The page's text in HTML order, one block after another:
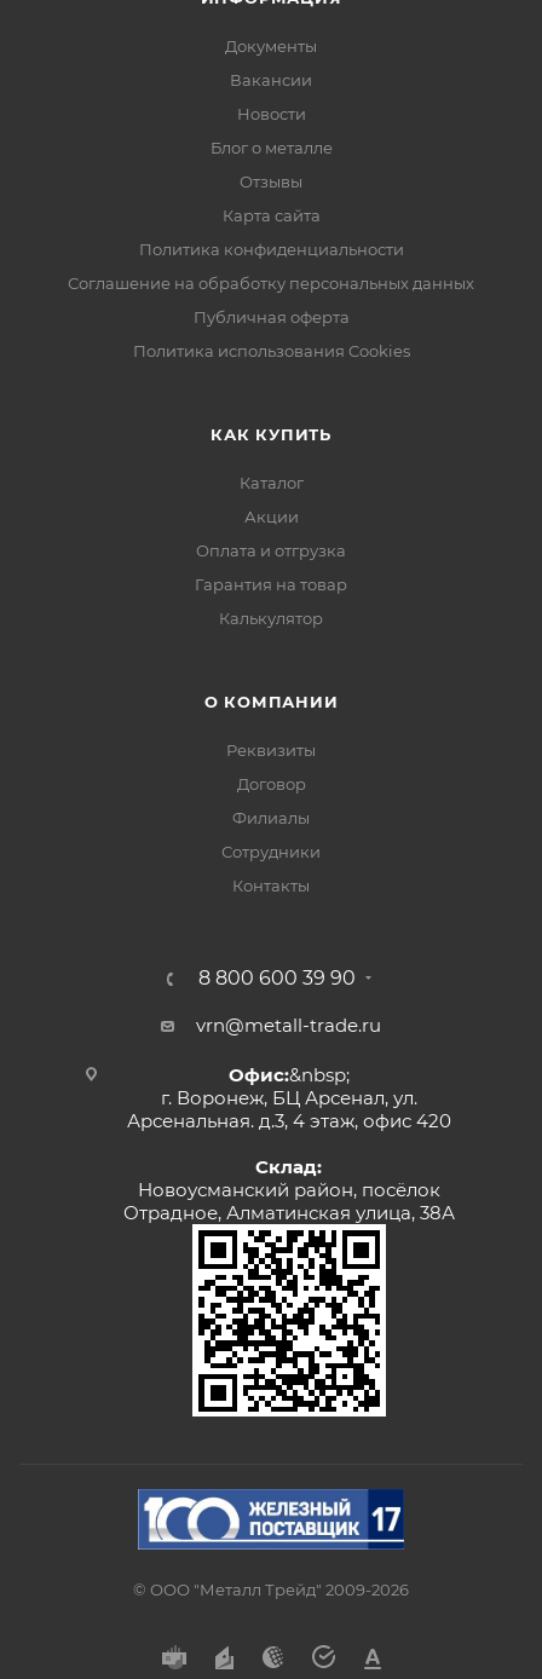
Документы
Вакансии
Новости
Блог о металле
Отзывы
Карта сайта
Политика конфиденциальности
Соглашение на обработку персональных данных
Публичная оферта
Политика использования Cookies
КАК КУПИТЬ
Каталог
Акции
Оплата и отгрузка
Гарантия на товар
Калькулятор
О КОМПАНИИ
Реквизиты
Договор
Филиалы
Сотрудники
Контакты
8 800 600 39 90
vrn@metall-trade.ru
Офис:&nbsp;
г. Воронеж, БЦ Арсенал, ул.
Арсенальная. д.3, 4 этаж, офис 420
Склад:
Новоусманский район, посёлок
Отрадное, Алматинская улица, 38А
© ООО "Металл Трейд" 2009-2026